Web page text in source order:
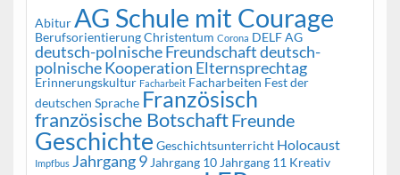
Abitur AG Schule mit Courage
BerufsorientierungChristentum Corona DELF AG
deutsch-polnische Freundschaftdeutsch-
polnische Kooperation Elternsprechtag
Erinnerungskultur Facharbeit Facharbeiten Fest der
deutschen Sprache Französisch
französische BotschaftFreunde
Geschichte Geschichtsunterricht Holocaust
Impfbus Jahrgang 9 Jahrgang 10 Jahrgang 11 Kreativ